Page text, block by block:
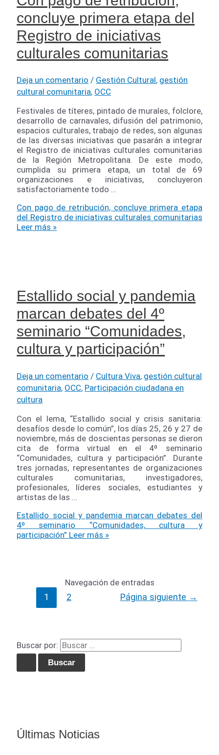
concluye primera etapa del
Registro de iniciativas
culturales comunitarias
Deja un comentario / Gestión Cultural, gestión
cultural comunitaria, OCC
Festivales de títeres, pintado de murales, folclore,
desarrollo de carnavales, difusión del patrimonio,
espacios culturales, trabajo de redes, son algunas
de las diversas iniciativas que pasarán a integrar
el Registro de iniciativas culturales comunitarias
de la Región Metropolitana. De este modo,
cumplida su primera etapa, un total de 69
organizaciones e iniciativas, concluyeron
satisfactoriamente todo …
Con pago de retribución, concluye primera etapa
del Registro de iniciativas culturales comunitarias
Leer más »
Estallido social y pandemia
marcan debates del 4º
seminario “Comunidades,
cultura y participación”
Deja un comentario / Cultura Viva, gestión cultural
comunitaria, OCC, Participación ciudadana en
cultura
Con el lema, “Estallido social y crisis sanitaria:
desafíos desde lo común”, los días 25, 26 y 27 de
noviembre, más de doscientas personas se dieron
cita de forma virtual en el 4º seminario
“Comunidades, cultura y participación”. Durante
tres jornadas, representantes de organizaciones
culturales comunitarias, investigadores,
profesionales, líderes sociales, estudiantes y
artistas de las …
Estallido social y pandemia marcan debates del
4º seminario “Comunidades, cultura y
participación” Leer más »
Navegación de entradas
1 2 Página siguiente →
Buscar por:
Últimas Noticias